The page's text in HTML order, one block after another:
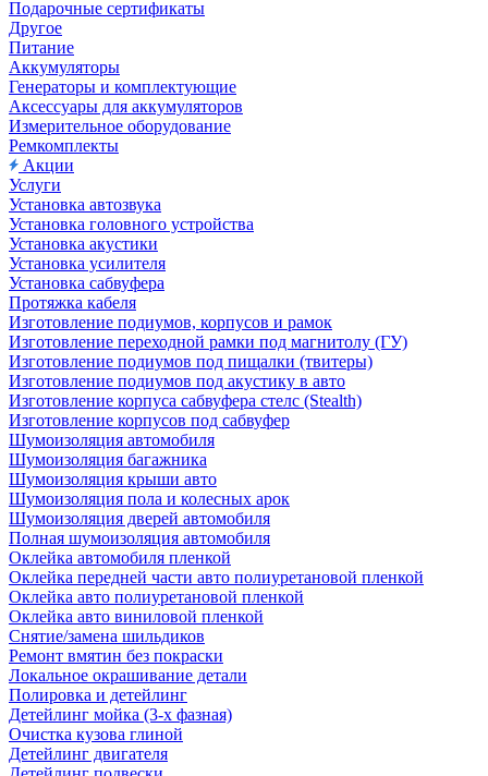
Подарочные сертификаты
Другое
Питание
Аккумуляторы
Генераторы и комплектующие
Аксессуары для аккумуляторов
Измерительное оборудование
Ремкомплекты
Акции
Услуги
Установка автозвука
Установка головного устройства
Установка акустики
Установка усилителя
Установка сабвуфера
Протяжка кабеля
Изготовление подиумов, корпусов и рамок
Изготовление переходной рамки под магнитолу (ГУ)
Изготовление подиумов под пищалки (твитеры)
Изготовление подиумов под акустику в авто
Изготовление корпуса сабвуфера стелс (Stealth)
Изготовление корпусов под сабвуфер
Шумоизоляция автомобиля
Шумоизоляция багажника
Шумоизоляция крыши авто
Шумоизоляция пола и колесных арок
Шумоизоляция дверей автомобиля
Полная шумоизоляция автомобиля
Оклейка автомобиля пленкой
Оклейка передней части авто полиуретановой пленкой
Оклейка авто полиуретановой пленкой
Оклейка авто виниловой пленкой
Снятие/замена шильдиков
Ремонт вмятин без покраски
Локальное окрашивание детали
Полировка и детейлинг
Детейлинг мойка (3-х фазная)
Очистка кузова глиной
Детейлинг двигателя